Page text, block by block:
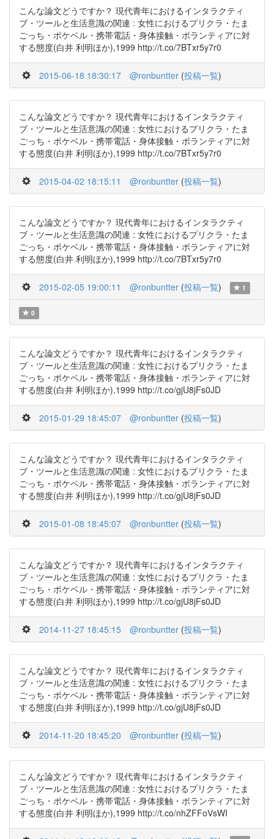
こんな論文どうですか？ 現代青年におけるインタラクティ
ブ・ツールと生活意識の関連 : 女性におけるプリクラ・たま
ごっち・ポケベル・携帯電話・身体接触・ボランティアに対
する態度(白井 利明ほか),1999 http://t.co/7BTxr5y7r0
2015-06-18 18:30:17 @ronbuntter (投稿一覧)
こんな論文どうですか？ 現代青年におけるインタラクティ
ブ・ツールと生活意識の関連 : 女性におけるプリクラ・たま
ごっち・ポケベル・携帯電話・身体接触・ボランティアに対
する態度(白井 利明ほか),1999 http://t.co/7BTxr5y7r0
2015-04-02 18:15:11 @ronbuntter (投稿一覧)
こんな論文どうですか？ 現代青年におけるインタラクティ
ブ・ツールと生活意識の関連 : 女性におけるプリクラ・たま
ごっち・ポケベル・携帯電話・身体接触・ボランティアに対
する態度(白井 利明ほか),1999 http://t.co/7BTxr5y7r0
2015-02-05 19:00:11 @ronbuntter (投稿一覧) 1
0
こんな論文どうですか？ 現代青年におけるインタラクティ
ブ・ツールと生活意識の関連 : 女性におけるプリクラ・たま
ごっち・ポケベル・携帯電話・身体接触・ボランティアに対
する態度(白井 利明ほか),1999 http://t.co/gjU8jFs0JD
2015-01-29 18:45:07 @ronbuntter (投稿一覧)
こんな論文どうですか？ 現代青年におけるインタラクティ
ブ・ツールと生活意識の関連 : 女性におけるプリクラ・たま
ごっち・ポケベル・携帯電話・身体接触・ボランティアに対
する態度(白井 利明ほか),1999 http://t.co/gjU8jFs0JD
2015-01-08 18:45:07 @ronbuntter (投稿一覧)
こんな論文どうですか？ 現代青年におけるインタラクティ
ブ・ツールと生活意識の関連 : 女性におけるプリクラ・たま
ごっち・ポケベル・携帯電話・身体接触・ボランティアに対
する態度(白井 利明ほか),1999 http://t.co/gjU8jFs0JD
2014-11-27 18:45:15 @ronbuntter (投稿一覧)
こんな論文どうですか？ 現代青年におけるインタラクティ
ブ・ツールと生活意識の関連 : 女性におけるプリクラ・たま
ごっち・ポケベル・携帯電話・身体接触・ボランティアに対
する態度(白井 利明ほか),1999 http://t.co/gjU8jFs0JD
2014-11-20 18:45:20 @ronbuntter (投稿一覧)
こんな論文どうですか？ 現代青年におけるインタラクティ
ブ・ツールと生活意識の関連 : 女性におけるプリクラ・たま
ごっち・ポケベル・携帯電話・身体接触・ボランティアに対
する態度(白井 利明ほか),1999 http://t.co/nhZFFoVsWI